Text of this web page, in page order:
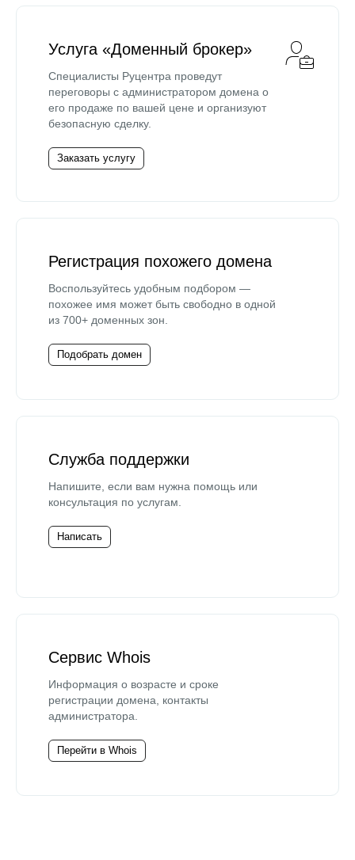
Услуга «Доменный брокер»
Специалисты Руцентра проведут
переговоры с администратором домена о
его продаже по вашей цене и организуют
безопасную сделку.
Заказать услугу
Регистрация похожего домена
Воспользуйтесь удобным подбором —
похожее имя может быть свободно в одной
из 700+ доменных зон.
Подобрать домен
Служба поддержки
Напишите, если вам нужна помощь или
консультация по услугам.
Написать
Сервис Whois
Информация о возрасте и сроке
регистрации домена, контакты
администратора.
Перейти в Whois